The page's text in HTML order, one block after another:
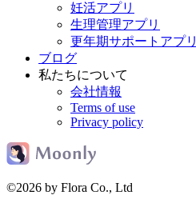
妊活アプリ
生理管理アプリ
更年期サポートアプリ
ブログ
私たちについて
会社情報
Terms of use
Privacy policy
©2026 by Flora Co., Ltd